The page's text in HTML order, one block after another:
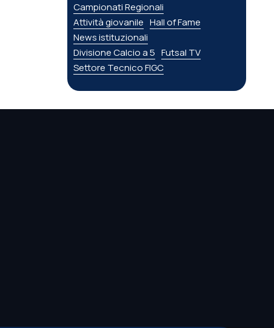
Campionati Regionali
Attività giovanile Hall of Fame
News istituzionali
Divisione Calcio a 5 Futsal TV
Settore Tecnico FIGC